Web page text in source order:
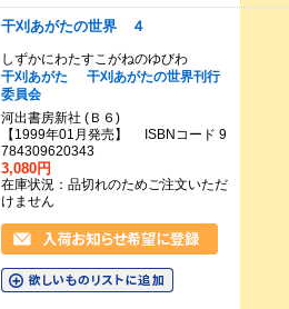
干刈あがたの世界 ４
しずかにわたすこがねのゆびわ
干刈あがた
干刈あがたの世界刊行
委員会
河出書房新社 (Ｂ６)
【1999年01月発売】 ISBNコード 9
784309620343
3,080円
在庫状況：品切れのためご注文いただ
けません